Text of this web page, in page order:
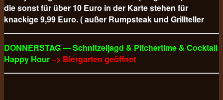
die sonst für über 10 Euro in der Karte stehen für
knackige 9,99 Euro. ( außer Rumpsteak und Grillteller
DONNERSTAG — Schnitzeljagd & Pitchertime & Cocktail
Happy Hour–> Biergarten geöffnet